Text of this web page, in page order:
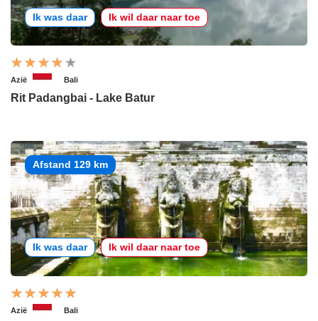
Ik was daar Ik wil daar naar toe
Azië Bali
Rit Padangbai - Lake Batur
Afstand 129 km
Ik was daar Ik wil daar naar toe
Azië Bali